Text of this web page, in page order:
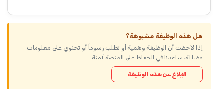
هل هذه الوظيفة مشبوهة؟
إذا لاحظت أن الوظيفة وهمية أو تطلب رسوماً أو تحتوي على معلومات
مضللة، ساعدنا في الحفاظ على المنصة آمنة.
الإبلاغ عن هذه الوظيفة